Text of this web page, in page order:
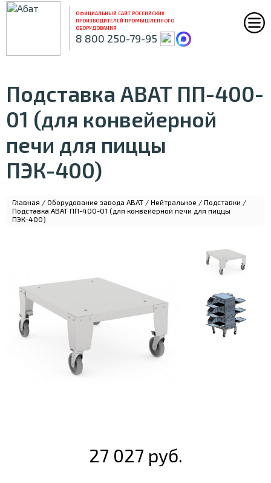
ОФИЦИАЛЬНЫЙ САЙТ РОССИЙСКИХ
ПРОИЗВОДИТЕЛЕЙ ПРОМЫШЛЕННОГО
ОБОРУДОВАНИЯ
8 800 250-79-95
Подставка ABAT ПП-400-
01 (для конвейерной
печи для пиццы
ПЭК-400)
Главная / Оборудование завода ABAT / Нейтральное / Подставки /
Подставка ABAT ПП-400-01 (для конвейерной печи для пиццы
ПЭК-400)
27 027 руб.